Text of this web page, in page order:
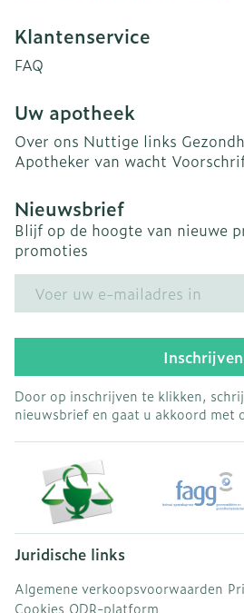
Klantenservice
FAQ
Uw apotheek
Over ons Nuttige links
Apotheker van wacht
Nieuwsbrief
Blijf op de hoogte van nieuwe
promoties
Inschrijven
Door op inschrijven te klikken,
nieuwsbrief en gaat u akkoord met
Juridische links
Algemene verkoopsvoorwaarden
Cookies ODR-platform